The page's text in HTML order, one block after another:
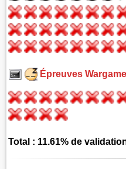
Épreuves Wargame
Total : 11.61% de